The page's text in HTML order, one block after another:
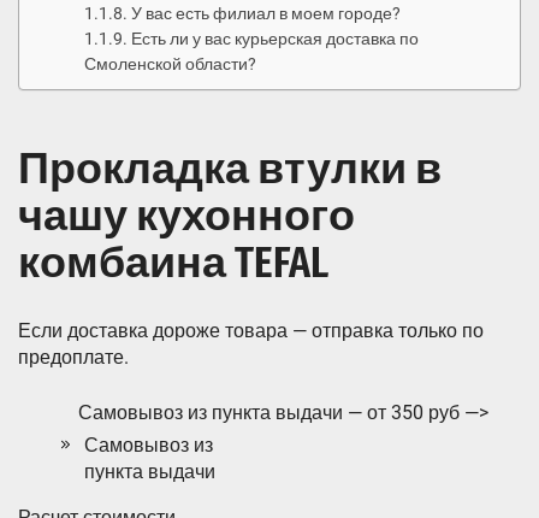
У вас есть филиал в моем городе?
Есть ли у вас курьерская доставка по
Смоленской области?
Прокладка втулки в
чашу кухонного
комбаина TEFAL
Если доставка дороже товара — отправка только по
предоплате.
Самовывоз из пункта выдачи — от 350 руб —>
Самовывоз из
пункта выдачи